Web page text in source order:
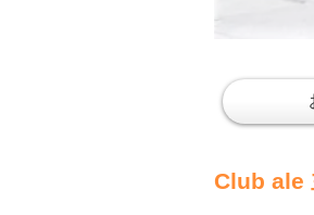
Club ale